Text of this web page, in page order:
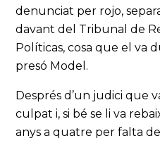
denunciat per rojo,
davant del Tribunal de
Políticas, cosa que el va
presó Model.
Després d’un judici que
culpat i, si bé se li va
anys a quatre per falta